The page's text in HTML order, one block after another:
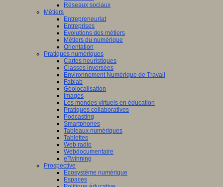
Réseaux sociaux
Métiers
Entrepreneuriat
Entreprises
Evolutions des métiers
Métiers du numérique
Orientation
Pratiques numériques
Cartes heuristiques
Classes inversées
Environnement Numérique de Travail
Fablab
Géolocalisation
Images
Les mondes virtuels en éducation
Pratiques collaboratives
Podcasting
Smartphones
Tableaux numériques
Tablettes
Web radio
Webdocumentaire
eTwinning
Prospective
Ecosystème numérique
Espaces